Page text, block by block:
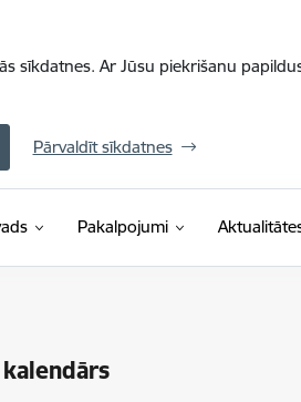
sīkdatnes. Ar Jūsu piekrišanu
Pārvaldīt sīkdatnes
Pakalpojumi